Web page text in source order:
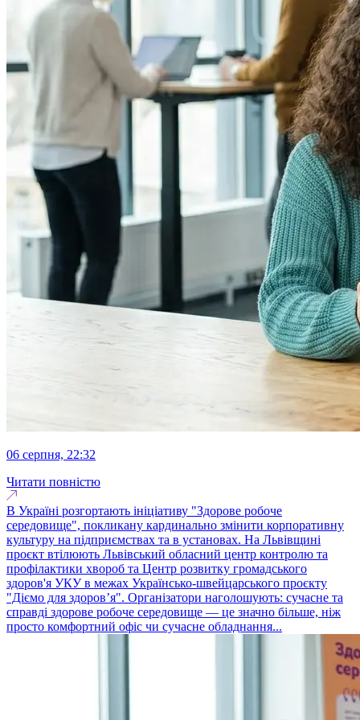
06 серпня, 22:32
Читати повністю
В Україні розгортають ініціативу "Здорове робоче
середовище", покликану кардинально змінити корпоративну
культуру на підприємствах та в установах. На Львівщині
проєкт втілюють Львівський обласний центр контролю та
профілактики хвороб та Центр розвитку громадського
здоров'я УКУ в межах Українсько-швейцарського проєкту
"Діємо для здоров’я". Організатори наголошують: сучасне та
справді здорове робоче середовище — це значно більше, ніж
просто комфортний офіс чи сучасне обладнання...